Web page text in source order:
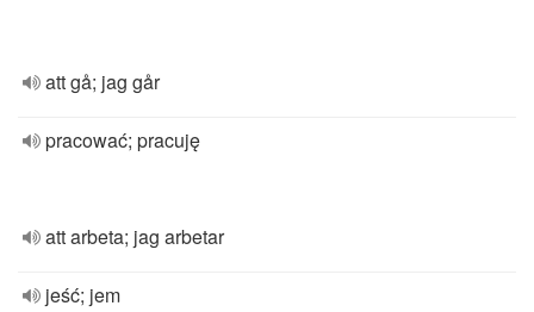
att gå; jag går
pracować; pracuję
att arbeta; jag arbetar
jeść; jem